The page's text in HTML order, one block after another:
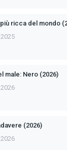
ricca del mondo
2025
male: Nero (2026)
2026
(2026)
2026